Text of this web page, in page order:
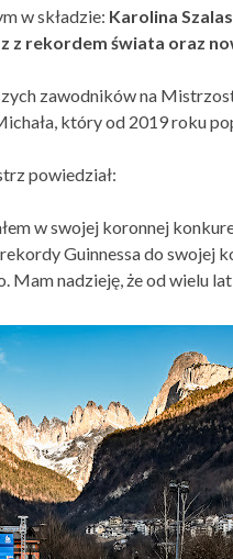
w składzie: Karolina
z rekordem świata oraz
zawodników na
który od 2019 roku
powiedział:
w swojej koronnej
Guinnessa do swojej
nadzieję, że od wielu